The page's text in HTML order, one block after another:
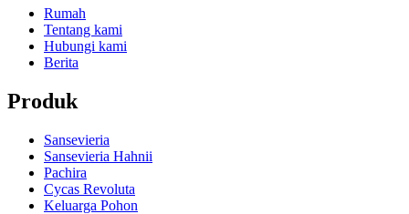
Rumah
Tentang kami
Hubungi kami
Berita
Produk
Sansevieria
Sansevieria Hahnii
Pachira
Cycas Revoluta
Keluarga Pohon